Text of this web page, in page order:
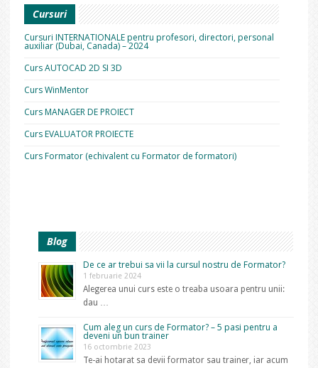
Cursuri
Cursuri INTERNATIONALE pentru profesori, directori, personal
auxiliar (Dubai, Canada) – 2024
Curs AUTOCAD 2D SI 3D
Curs WinMentor
Curs MANAGER DE PROIECT
Curs EVALUATOR PROIECTE
Curs Formator (echivalent cu Formator de formatori)
Blog
De ce ar trebui sa vii la cursul nostru de Formator?
1 februarie 2024
Alegerea unui curs este o treaba usoara pentru unii:
dau …
Cum aleg un curs de Formator? – 5 pasi pentru a
deveni un bun trainer
16 octombrie 2023
Te-ai hotarat sa devii formator sau trainer, iar acum